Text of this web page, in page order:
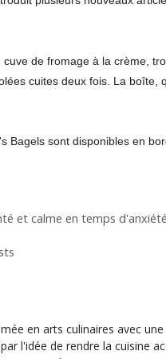
de fromage à la crème,
cuites deux fois. La boîte,
Bagels sont disponibles en
et calme en temps
en arts culinaires avec
l'idée de rendre la cuisine